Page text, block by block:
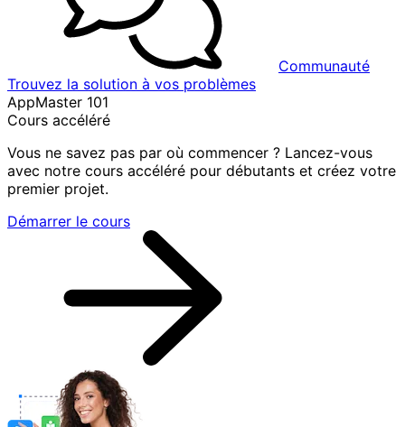
Communauté
Trouvez la solution à vos problèmes
AppMaster 101
Cours accéléré
Vous ne savez pas par où commencer ? Lancez-vous
avec notre cours accéléré pour débutants et créez votre
premier projet.
Démarrer le cours